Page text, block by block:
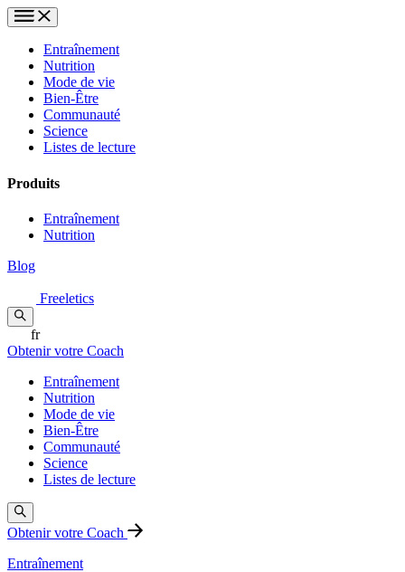
Entraînement
Nutrition
Mode de vie
Bien-Être
Communauté
Science
Listes de lecture
Produits
Entraînement
Nutrition
Blog
Freeletics
fr
Obtenir votre Coach
Entraînement
Nutrition
Mode de vie
Bien-Être
Communauté
Science
Listes de lecture
Obtenir votre Coach
Entraînement